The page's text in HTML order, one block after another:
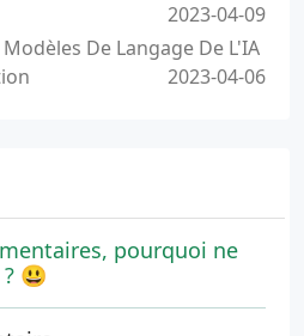
2023-04-09
De Langage De L'IA
2023-04-06
pourquoi ne
😃